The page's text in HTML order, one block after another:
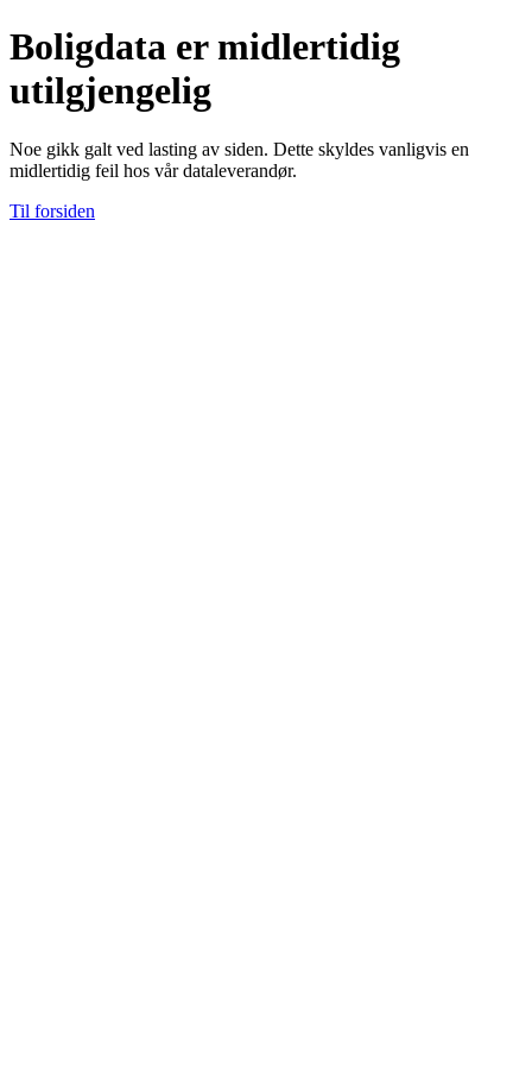
Boligdata er midlertidig
utilgjengelig
Noe gikk galt ved lasting av siden. Dette skyldes vanligvis en
midlertidig feil hos vår dataleverandør.
Til forsiden